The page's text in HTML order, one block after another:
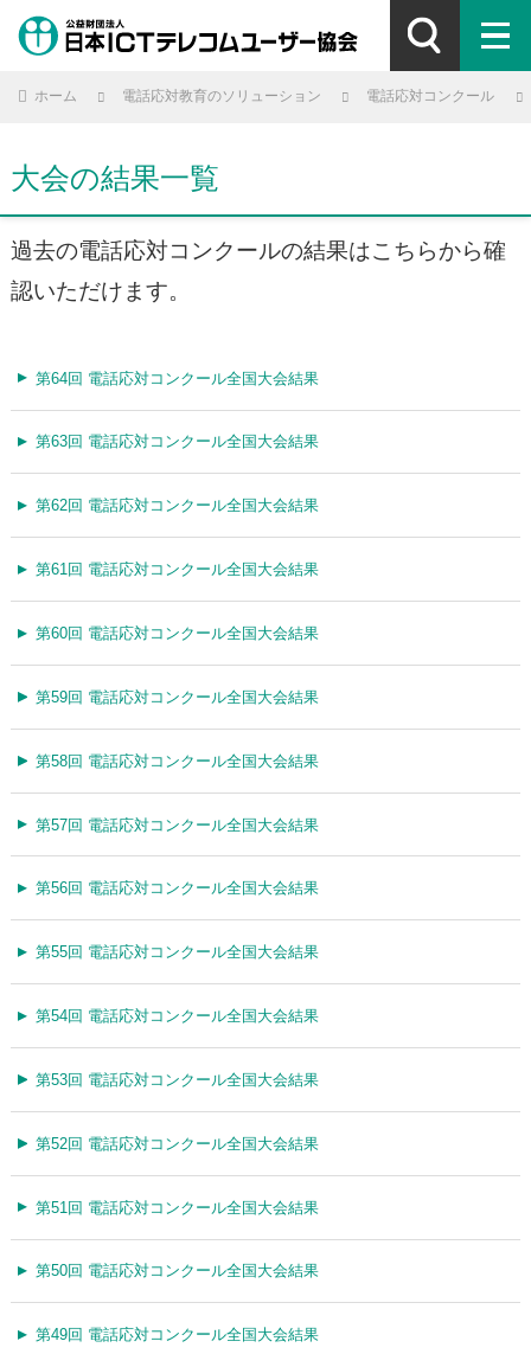
ホーム 電話応対教育のソリューション 電話応対コンクール
大会の結果一覧
過去の電話応対コンクールの結果はこちらから確
認いただけます。
第64回 電話応対コンクール全国大会結果
第63回 電話応対コンクール全国大会結果
第62回 電話応対コンクール全国大会結果
第61回 電話応対コンクール全国大会結果
第60回 電話応対コンクール全国大会結果
第59回 電話応対コンクール全国大会結果
第58回 電話応対コンクール全国大会結果
第57回 電話応対コンクール全国大会結果
第56回 電話応対コンクール全国大会結果
第55回 電話応対コンクール全国大会結果
第54回 電話応対コンクール全国大会結果
第53回 電話応対コンクール全国大会結果
第52回 電話応対コンクール全国大会結果
第51回 電話応対コンクール全国大会結果
第50回 電話応対コンクール全国大会結果
第49回 電話応対コンクール全国大会結果